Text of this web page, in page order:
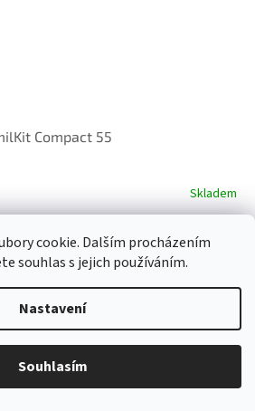
cookie. Dalším procházením
souhlas s jejich používáním.
Nastavení
Souhlasím
Compact 55
Skladem
Do košíku